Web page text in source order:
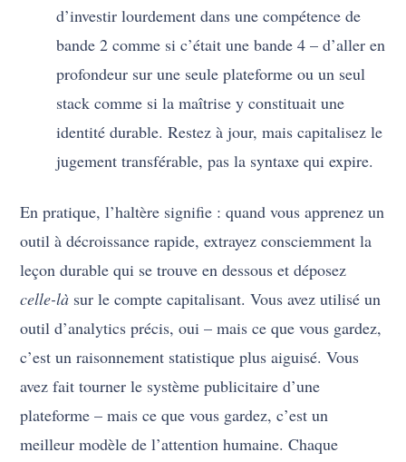
d’investir lourdement dans une compétence de
bande 2 comme si c’était une bande 4 – d’aller en
profondeur sur une seule plateforme ou un seul
stack comme si la maîtrise y constituait une
identité durable. Restez à jour, mais capitalisez le
jugement transférable, pas la syntaxe qui expire.
En pratique, l’haltère signifie : quand vous apprenez un
outil à décroissance rapide, extrayez consciemment la
leçon durable qui se trouve en dessous et déposez
celle-là sur le compte capitalisant. Vous avez utilisé un
outil d’analytics précis, oui – mais ce que vous gardez,
c’est un raisonnement statistique plus aiguisé. Vous
avez fait tourner le système publicitaire d’une
plateforme – mais ce que vous gardez, c’est un
meilleur modèle de l’attention humaine. Chaque